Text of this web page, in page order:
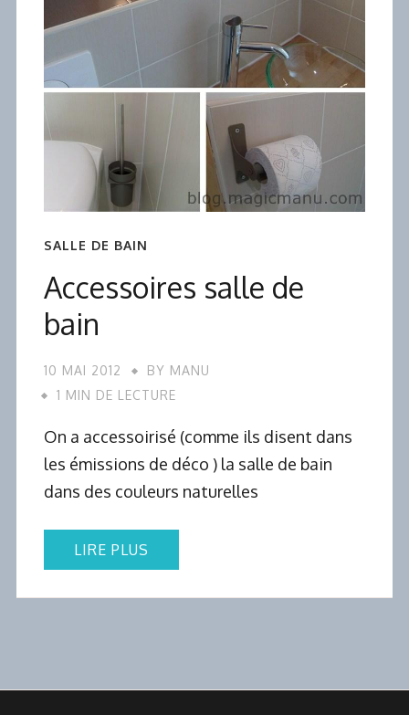
SALLE DE BAIN
Accessoires salle de
bain
10 MAI 2012 BY MANU
1 MIN DE LECTURE
On a accessoirisé (comme ils disent dans
les émissions de déco ) la salle de bain
dans des couleurs naturelles
LIRE PLUS